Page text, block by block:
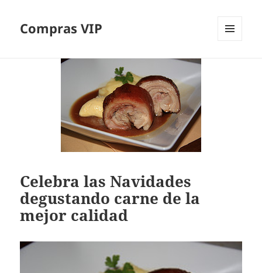
Compras VIP
Celebra las Navidades
degustando carne de la
mejor calidad